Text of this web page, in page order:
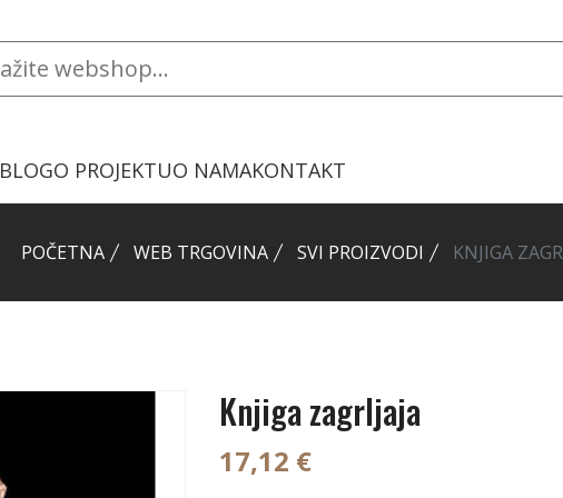
BLOGO PROJEKTUO NAMAKONTAKT
POČETNA WEB TRGOVINA SVI PROIZVODI KNJIGA
Knjiga zagrljaja
17,12 €